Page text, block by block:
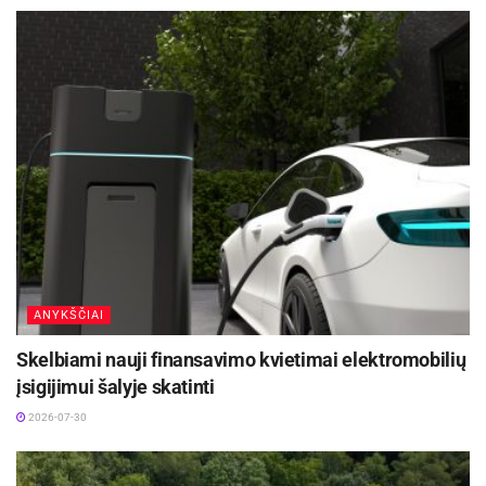
gatvėmis, 2024 m. vasarą Sumažintos taršos
zonoje pradėtas taikyti 2 eurų mokestis.
Transporto ir eismo organizavimo specialistai
skaičiuoja, kad iki šiol toks sprendimas padėjo
Senamiestyje tranzitą sumažinti bemaž trečdaliu.
Aktualios
Jonavos rajono savivaldybės administraciją
papildė 8 nauji elektromobiliai
Jonavoje – penki nauji autobusai: į gatves
išriedės dar daugiau elektrinio transporto
Šv. Gertrūdos, Gimnazijos–Birštono g. bei
ANYKŠČIAI
Skelbiami nauji finansavimo kvietimai elektromobilių
įsigijimui šalyje skatinti
2026-07-30